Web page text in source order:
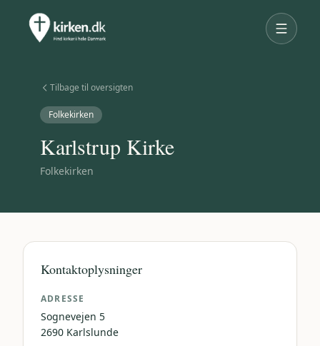
Tilbage til oversigten
Folkekirken
Karlstrup Kirke
Folkekirken
Kontaktoplysninger
ADRESSE
Sognevejen 5
2690 Karlslunde